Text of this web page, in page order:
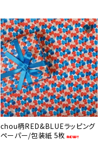
chou柄RED&BLUEラッピング
ペーパー/包装紙 5枚
favorite